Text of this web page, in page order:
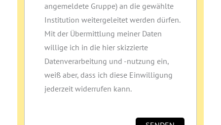
angemeldete Gruppe) an die gewählte
Institution weitergeleitet werden dürfen.
Mit der Übermittlung meiner Daten
willige ich in die hier skizzierte
Datenverarbeitung und ‑nutzung ein,
weiß aber, dass ich diese Einwilligung
jederzeit widerrufen kann.